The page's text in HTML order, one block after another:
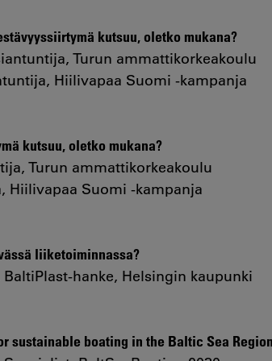
kutsuu, oletko mukana?
Turun ammattikorkeakoulu
Hiilivapaa Suomi -kampanja
kutsuu, oletko mukana?
Turun ammattikorkeakoulu
Hiilivapaa Suomi -kampanja
liiketoiminnassa?
hanke, Helsingin kaupunki
sustainable boating in the Baltic Sea